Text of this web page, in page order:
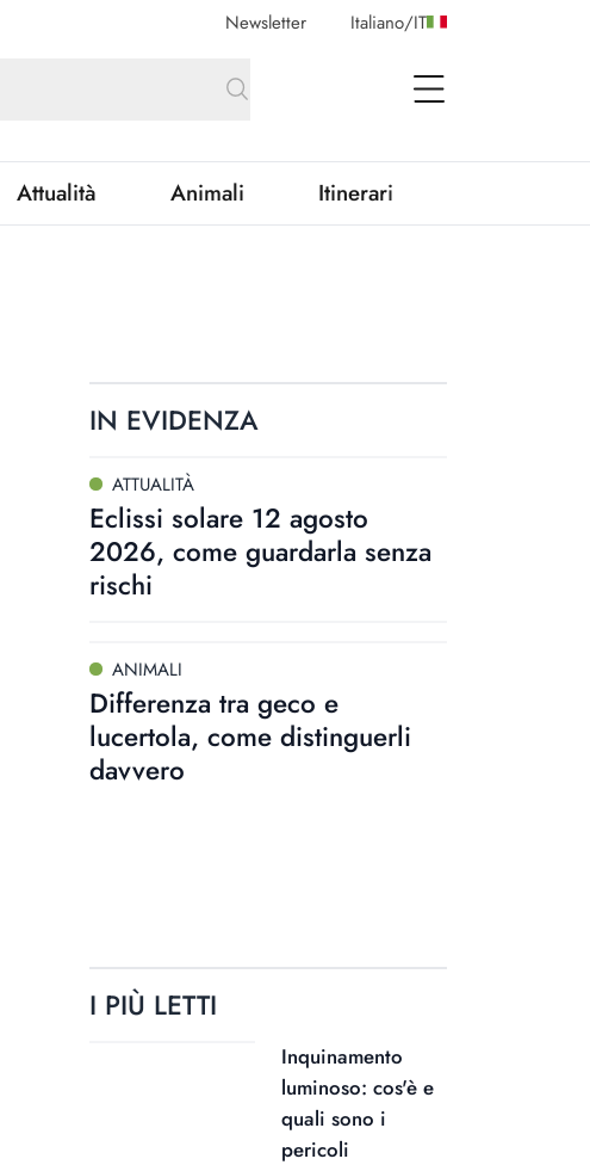
Newsletter Italiano/IT
open Menu
Attualità Animali Itinerari
IN EVIDENZA
ATTUALITÀ
Eclissi solare 12 agosto
2026, come guardarla senza
rischi
ANIMALI
Differenza tra geco e
lucertola, come distinguerli
davvero
I PIÙ LETTI
Inquinamento
luminoso: cos'è e
quali sono i
pericoli